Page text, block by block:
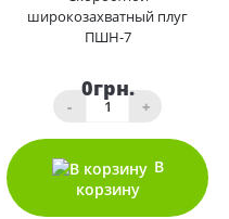
широкозахватный плуг
ПШН-7
0грн.
- +
В
корзину